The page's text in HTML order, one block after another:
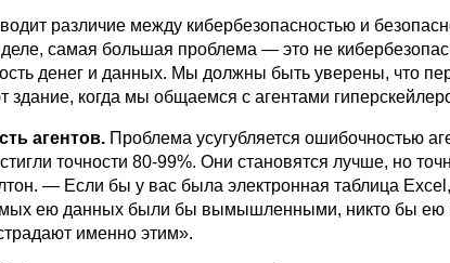
различие между кибербезопасностью и
самая большая проблема — это не
денег и данных. Мы должны быть уверены, что
здание, когда мы общаемся с агентами
агентов. Проблема усугубляется ошибочностью
точности 80-99%. Они становятся лучше, но
— Если бы у вас была электронная таблица
ею данных были бы вымышленными, никто бы ею
именно этим».